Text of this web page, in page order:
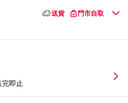
送貨 門市自取
即止